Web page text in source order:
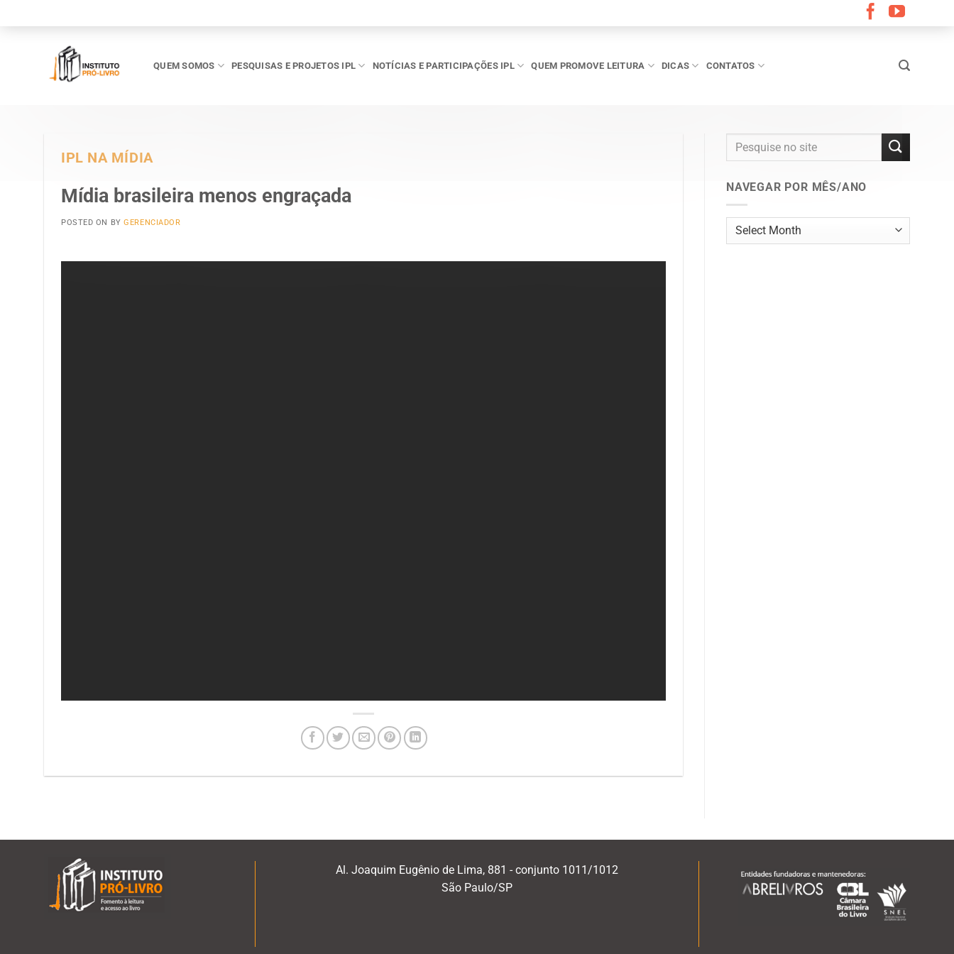
QUEM SOMOS PESQUISAS E PROJETOS IPL NOTÍCIAS E PARTICIPAÇÕES IPL QUEM PROMOVE LEITURA DICAS CONTATOS
IPL NA MÍDIA
Mídia brasileira menos engraçada
POSTED ON BYGERENCIADOR
NAVEGAR POR MÊS/ANO
Navegar
por
Al. Joaquim Eugênio de Lima, 881 - conjunto 1011/1012
São Paulo/SP